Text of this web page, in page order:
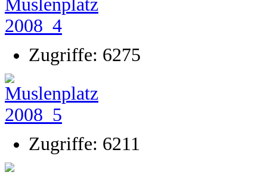
Zugriffe: 6275
Zugriffe: 6211